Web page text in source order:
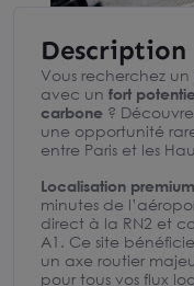
Description
Vous recherchez un
avec un fort
carbone ?
une opportunité
entre Paris et les
Localisation
minutes de
direct à la RN2 et
A1. Ce site
un axe routier
pour tous vos flux